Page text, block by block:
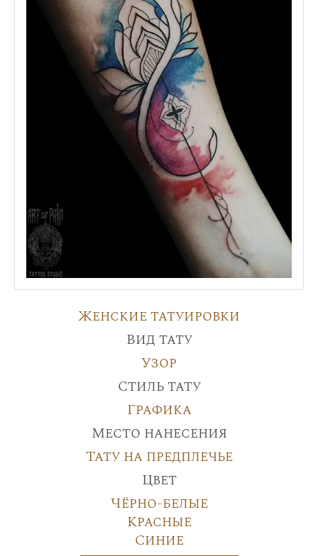
Женские татуировки
Вид тату
Узор
Стиль тату
Графика
Место нанесения
Тату на предплечье
Цвет
Чёрно-белые
Красные
Синие